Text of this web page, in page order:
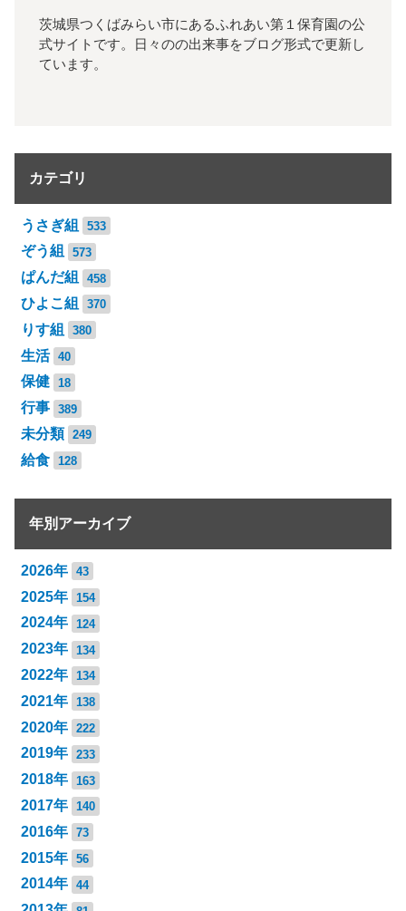
茨城県つくばみらい市にあるふれあい第１保育園の公
式サイトです。日々のの出来事をブログ形式で更新し
ています。
カテゴリ
うさぎ組 533
ぞう組 573
ぱんだ組 458
ひよこ組 370
りす組 380
生活 40
保健 18
行事 389
未分類 249
給食 128
年別アーカイブ
2026年 43
2025年 154
2024年 124
2023年 134
2022年 134
2021年 138
2020年 222
2019年 233
2018年 163
2017年 140
2016年 73
2015年 56
2014年 44